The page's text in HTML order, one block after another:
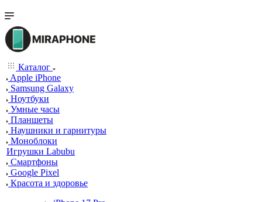
Каталог
Apple iPhone
Samsung Galaxy
Ноутбуки
Умные часы
Планшеты
Наушники и гарнитуры
Моноблоки
Игрушки Labubu
Смартфоны
Google Pixel
Красота и здоровье